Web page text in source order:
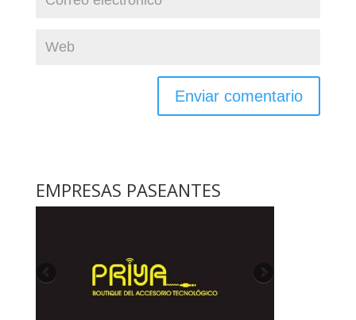
EMPRESAS PASEANTES